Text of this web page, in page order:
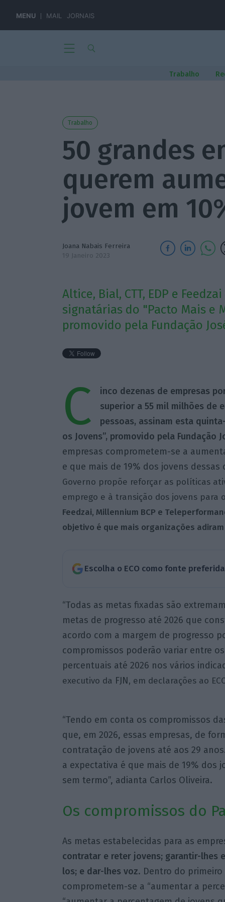
MENU MAIL JORNAIS
Trabalho
Trabalho
50 grandes
querem
jovem em
Joana Nabais Ferreira
19 Janeiro 2023
Altice, Bial, CTT, EDP e
signatárias do "Pacto Mais e
promovido pela Fundação
C
inco dezenas de empresas
superior a 55 mil milhões de
pessoas, assinam esta
os Jovens”, promovido pela Fundação
empresas comprometem-se a
e que mais de 19% dos jovens
Governo propõe reforçar as políticas
emprego e à transição dos jovens para
Feedzai, Millennium BCP e
objetivo é que mais organizações
Escolha o ECO como fonte
“Todas as metas fixadas são
metas de progresso até 2026 que
acordo com a margem de progresso
compromissos poderão variar entre
percentuais até 2026 nos vários
executivo da FJN, em declarações ao
“Tendo em conta os compromissos
que, em 2026, essas empresas, de
contratação de jovens até aos 29
a expectativa é que mais de 19% dos
sem termo”, adianta Carlos Oliveira.
Os compromissos do
As metas estabelecidas para as
contratar e reter jovens; garantir-lhes
los; e dar-lhes voz. Dentro do primeiro
comprometem-se a “aumentar a